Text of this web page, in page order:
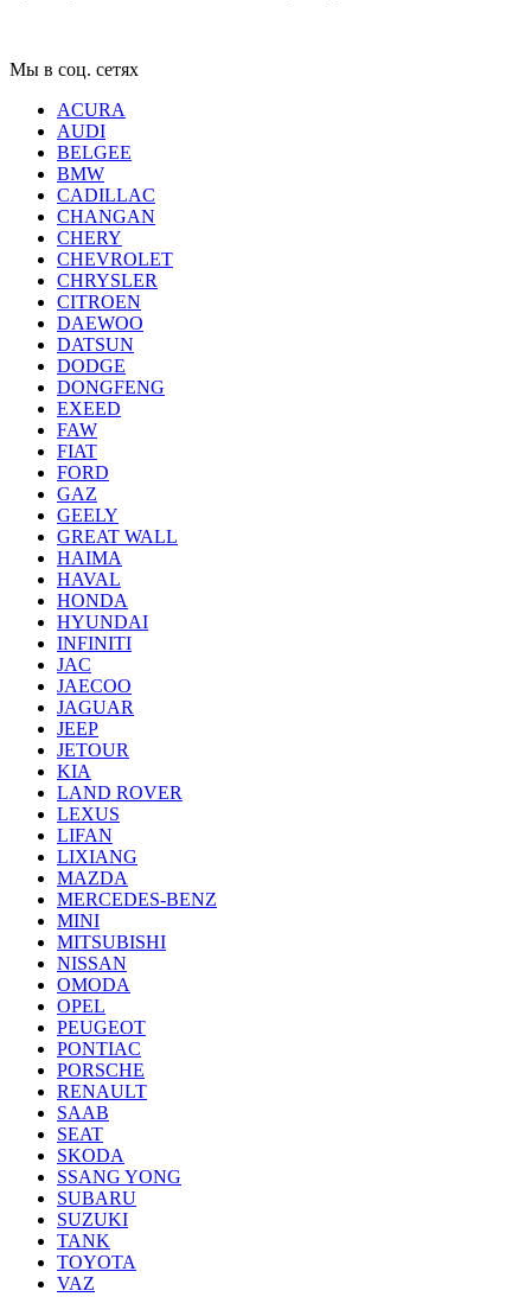
Мы в соц. сетях
ACURA
AUDI
BELGEE
BMW
CADILLAC
CHANGAN
CHERY
CHEVROLET
CHRYSLER
CITROEN
DAEWOO
DATSUN
DODGE
DONGFENG
EXEED
FAW
FIAT
FORD
GAZ
GEELY
GREAT WALL
HAIMA
HAVAL
HONDA
HYUNDAI
INFINITI
JAC
JAECOO
JAGUAR
JEEP
JETOUR
KIA
LAND ROVER
LEXUS
LIFAN
LIXIANG
MAZDA
MERCEDES-BENZ
MINI
MITSUBISHI
NISSAN
OMODA
OPEL
PEUGEOT
PONTIAC
PORSCHE
RENAULT
SAAB
SEAT
SKODA
SSANG YONG
SUBARU
SUZUKI
TANK
TOYOTA
VAZ